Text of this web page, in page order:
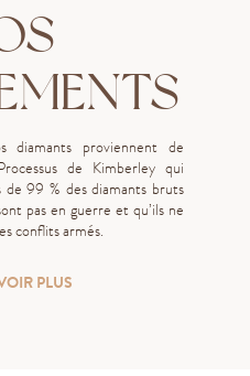
diamants proviennent de
de Kimberley qui
de 99 % des diamants bruts
pas en guerre et qu’ils ne
conflits armés.
PLUS